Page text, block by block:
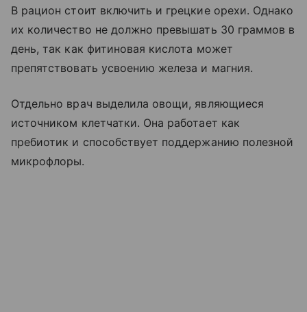
В рацион стоит включить и грецкие орехи. Однако
их количество не должно превышать 30 граммов в
день, так как фитиновая кислота может
препятствовать усвоению железа и магния.
Отдельно врач выделила овощи, являющиеся
источником клетчатки. Она работает как
пребиотик и способствует поддержанию полезной
микрофлоры.